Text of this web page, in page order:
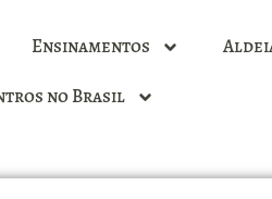
Ensinamentos
no Brasil